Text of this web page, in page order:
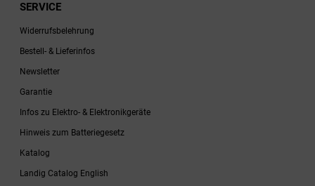
SERVICE
Widerrufsbelehrung
Bestell- & Lieferinfos
Newsletter
Garantie
Infos zu Elektro- & Elektronikgeräte
Hinweis zum Batteriegesetz
Katalog
Landig Catalog English